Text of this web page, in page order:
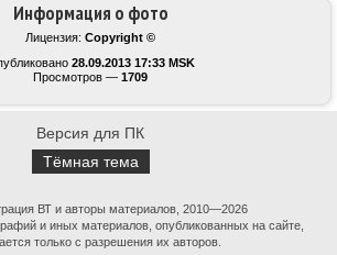
Информация о фото
Лицензия: Copyright ©
28.09.2013 17:33 MSK
Просмотров — 1709
Версия для ПК
Тёмная тема
ВТ и авторы материалов, 2010—2026
и иных материалов, опубликованных на сайте,
только с разрешения их авторов.